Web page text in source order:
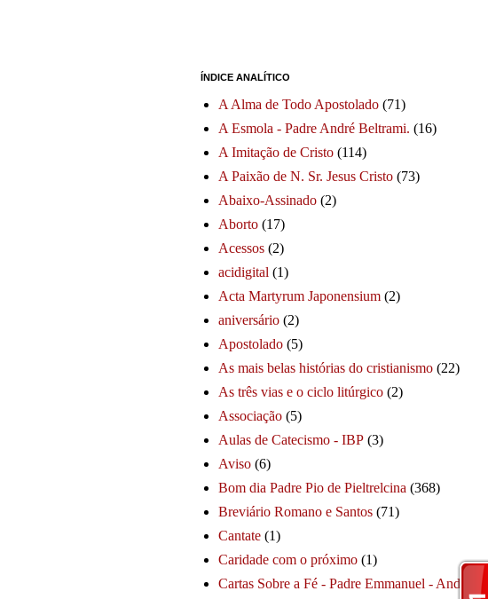
ÍNDICE ANALÍTICO
A Alma de Todo Apostolado (71)
A Esmola - Padre André Beltrami. (16)
A Imitação de Cristo (114)
A Paixão de N. Sr. Jesus Cristo (73)
Abaixo-Assinado (2)
Aborto (17)
Acessos (2)
acidigital (1)
Acta Martyrum Japonensium (2)
aniversário (2)
Apostolado (5)
As mais belas histórias do cristianismo (22)
As três vias e o ciclo litúrgico (2)
Associação (5)
Aulas de Catecismo - IBP (3)
Aviso (6)
Bom dia Padre Pio de Pieltrelcina (368)
Breviário Romano e Santos (71)
Cantate (1)
Caridade com o próximo (1)
Cartas Sobre a Fé - Padre Emmanuel - André